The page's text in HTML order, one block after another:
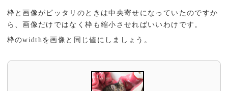
枠と画像がピッタリのときは中央寄せになっていたのですか
ら、画像だけではなく枠も縮小させればいいわけです。
枠のwidthを画像と同じ値にしましょう。